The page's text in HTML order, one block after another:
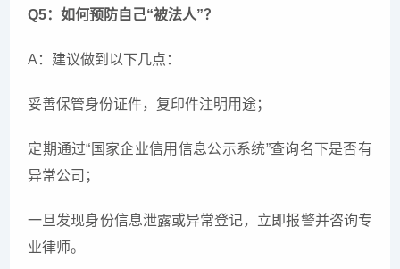
Q5：如何预防自己“被法人”？
A：建议做到以下几点：
妥善保管身份证件，复印件注明用途；
定期通过“国家企业信用信息公示系统”查询名下是否有
异常公司；
一旦发现身份信息泄露或异常登记，立即报警并咨询专
业律师。